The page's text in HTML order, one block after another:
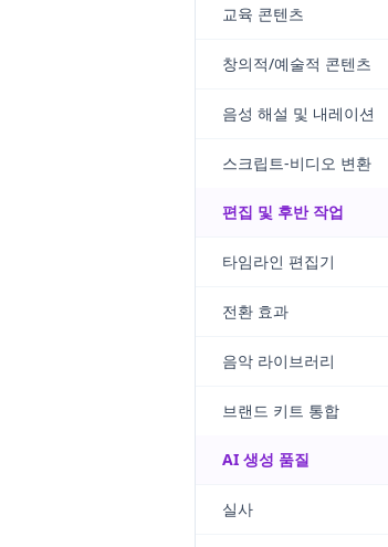
교육 콘텐츠
창의적/예술적 콘텐츠
음성 해설 및 내레이션
스크립트-비디오 변환
편집 및 후반 작업
타임라인 편집기
전환 효과
음악 라이브러리
브랜드 키트 통합
AI 생성 품질
실사